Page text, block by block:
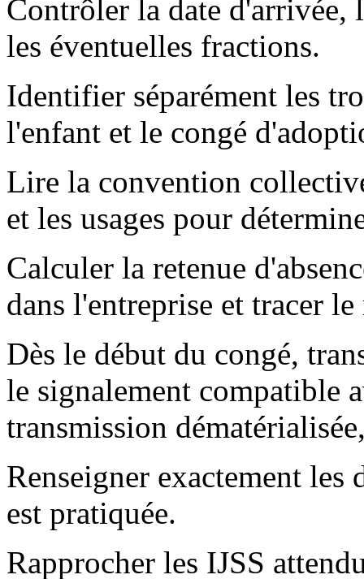
Contrôler la date d'arrivée,
les éventuelles fractions.
Identifier séparément les
l'enfant et le congé
Lire la convention
et les usages pour
Calculer la retenue
dans l'entreprise et tracer
Dès le début du congé,
le signalement compatible
transmission
Renseigner exactement
est pratiquée.
Rapprocher les IJSS